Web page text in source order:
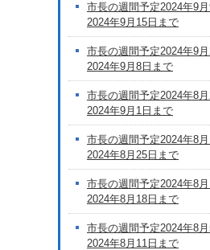
市長の週間予定2024年9
2024年9月15日まで
市長の週間予定2024年9
2024年9月8日まで
市長の週間予定2024年8
2024年9月1日まで
市長の週間予定2024年8
2024年8月25日まで
市長の週間予定2024年8
2024年8月18日まで
市長の週間予定2024年8
2024年8月11日まで